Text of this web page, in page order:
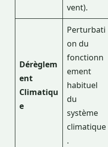
vent).
Dérèglem
ent
Climatiqu
e
Perturbati
on du
fonctionn
ement
habituel
du
système
climatique
.